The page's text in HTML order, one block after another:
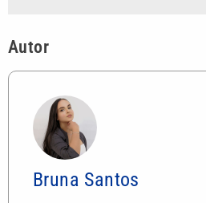
Autor
Bruna Santos